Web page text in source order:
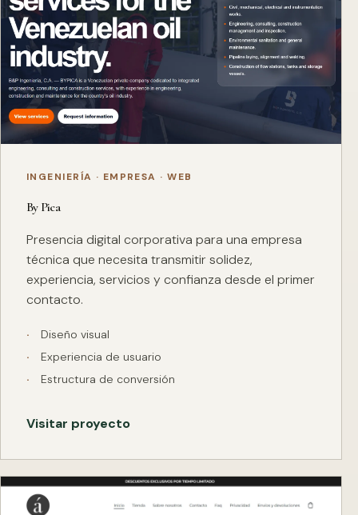
INGENIERÍA · EMPRESA · WEB
By Pica
Presencia digital corporativa para una empresa
técnica que necesita transmitir solidez,
experiencia, servicios y confianza desde el primer
contacto.
Diseño visual
Experiencia de usuario
Estructura de conversión
Visitar proyecto